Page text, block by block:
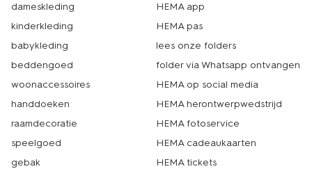
dameskleding
kinderkleding
babykleding
beddengoed
woonaccessoires
handdoeken
raamdecoratie
speelgoed
gebak
HEMA app
HEMA pas
lees onze folders
folder via Whatsapp ontvangen
HEMA op social media
HEMA herontwerpwedstrijd
HEMA fotoservice
HEMA cadeaukaarten
HEMA tickets